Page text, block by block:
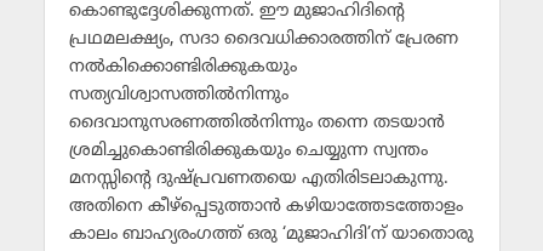
കൊണ്ടുദ്ദേശിക്കുന്നത്. ഈ മുജാഹിദിന്റെ
പ്രഥമലക്ഷ്യം, സദാ ദൈവധിക്കാരത്തിന് പ്രേരണ
നല്‍കിക്കൊണ്ടിരിക്കുകയും
സത്യവിശ്വാസത്തില്‍നിന്നും
ദൈവാനുസരണത്തില്‍നിന്നും തന്നെ തടയാന്‍
ശ്രമിച്ചുകൊണ്ടിരിക്കുകയും ചെയ്യുന്ന സ്വന്തം
മനസ്സിന്റെ ദുഷ്പ്രവണതയെ എതിരിടലാകുന്നു.
അതിനെ കീഴ്‌പ്പെടുത്താന്‍ കഴിയാത്തേടത്തോളം
കാലം ബാഹ്യരംഗത്ത് ഒരു ‘മുജാഹിദി’ന് യാതൊരു